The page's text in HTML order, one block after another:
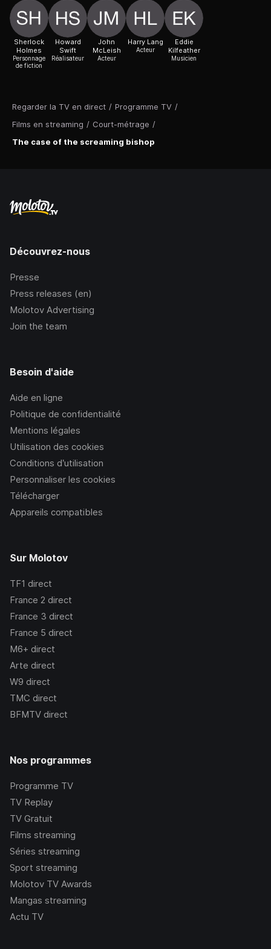
Regarder la TV en direct / Programme TV /
Films en streaming / Court-métrage /
The case of the screaming bishop
Sherlock
Holmes
Personnage
de fiction
Howard
Swift
Réalisateur
John
McLeish
Acteur
Harry Lang
Acteur
Eddie
Kilfeather
Musicien
Découvrez-nous
Presse
Press releases (en)
Molotov Advertising
Join the team
Besoin d'aide
Aide en ligne
Politique de confidentialité
Mentions légales
Utilisation des cookies
Conditions d’utilisation
Personnaliser les cookies
Télécharger
Appareils compatibles
Sur Molotov
TF1 direct
France 2 direct
France 3 direct
France 5 direct
M6+ direct
Arte direct
W9 direct
TMC direct
BFMTV direct
Nos programmes
Programme TV
TV Replay
TV Gratuit
Films streaming
Séries streaming
Sport streaming
Molotov TV Awards
Mangas streaming
Actu TV